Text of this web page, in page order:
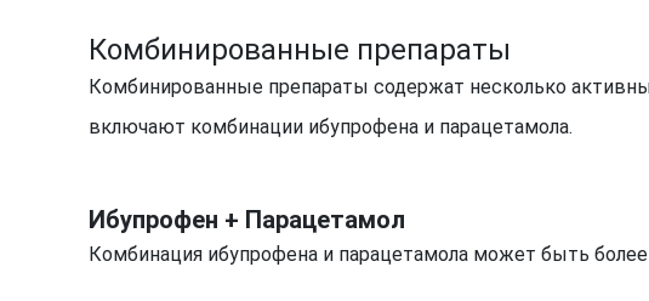
Комбинированные препараты
Комбинированные препараты содержат несколько
включают комбинации ибупрофена и парацетамола.
Ибупрофен + Парацетамол
Комбинация ибупрофена и парацетамола может быть